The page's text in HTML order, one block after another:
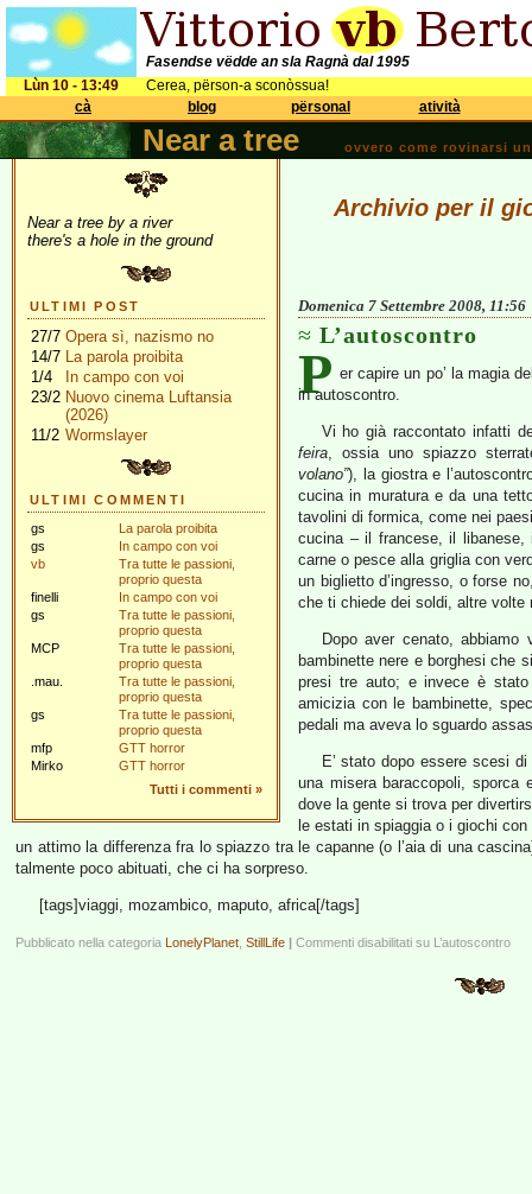
Fasendse vëdde an sla Ragnà dal 1995
Lùn 10 - 13:49
Cerea, përson-a sconòssua!
cà
blog përsonal atività
Near a tree ovvero come rovinarsi
Near a tree by a river
there's a hole in the ground
ULTIMI POST
27/7 Opera sì, nazismo no
14/7 La parola proibita
1/4
In campo con voi
23/2 Nuovo cinema Luftansia
(2026)
11/2 Wormslayer
ULTIMI COMMENTI
gs
La parola proibita
gs
In campo con voi
vb
Tra tutte le passioni,
proprio questa
finelli
In campo con voi
gs
Tra tutte le passioni,
proprio questa
MCP
Tra tutte le passioni,
proprio questa
.mau.
Tra tutte le passioni,
proprio questa
gs
Tra tutte le passioni,
proprio questa
mfp
GTT horror
Mirko
GTT horror
Tutti i commenti »
Archivio per il
Domenica 7 Settembre 2008, 11:56
L’autoscontro
P er capire un po’ la magia
in autoscontro.
Vi ho già raccontato infatti
feira, ossia uno spiazzo
volano”), la giostra e
cucina in muratura e da una
tavolini di formica, come nei
cucina – il francese, il
carne o pesce alla griglia con
un biglietto d’ingresso, o forse
che ti chiede dei soldi, altre volte
Dopo aver cenato,
bambinette nere e borghesi che
presi tre auto; e invece è
amicizia con le bambinette,
pedali ma aveva lo sguardo
E’ stato dopo essere scesi
una misera baraccopoli,
dove la gente si trova per
le estati in spiaggia o i giochi
un attimo la differenza fra lo spiazzo tra le capanne (o l’aia di una
talmente poco abituati, che ci ha sorpreso.
[tags]viaggi, mozambico, maputo, africa[/tags]
Pubblicato nella categoria LonelyPlanet StillLife | Commenti disabilitati su L’autoscontro